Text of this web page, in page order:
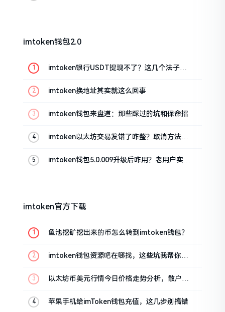
imtoken钱包2.0
imtoken银行USDT提现不了？这几个法子能
imtoken换地址其实就这么回事
imtoken钱包来盘道：那些踩过的坑和保命招
imtoken以太坊交易发错了咋整？取消方法告
imtoken钱包5.0.009升级后咋用？老用户实测
imtoken官方下载
鱼池挖矿挖出来的币怎么转到imtoken钱包？
imtoken钱包资源吧在哪找，这些坑我帮你趟
以太坊币美元行情今日价格走势分析，散户如
苹果手机给imToken钱包充值，这几步别搞错